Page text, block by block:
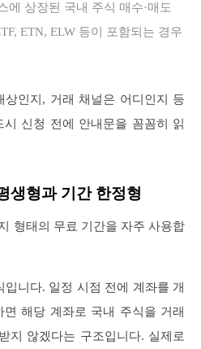
에 상장된 국내 주식 매수·매도
ETN, ELW 등이 포함되는 경우
인지, 거래 채널은 어디인지 등
신청 전에 안내문을 꼼꼼히 읽
생형과 기간 한정형
형태의 무료 기간을 자주 사용합
니다. 일정 시점 전에 계좌를 개
해당 계좌로 국내 주식을 거래
지 않겠다는 구조입니다. 실제로